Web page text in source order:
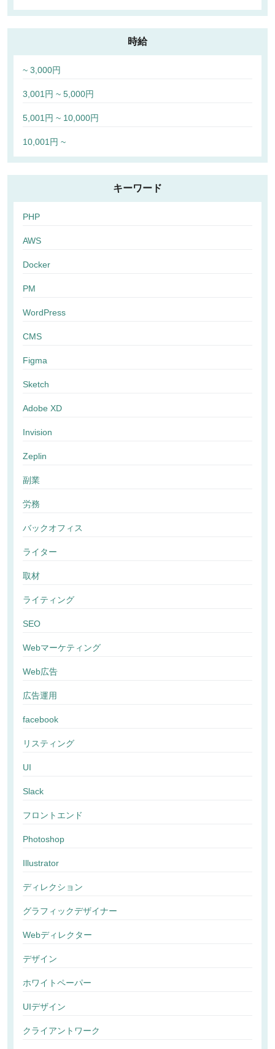
時給
~ 3,000円
3,001円 ~ 5,000円
5,001円 ~ 10,000円
10,001円 ~
キーワード
PHP
AWS
Docker
PM
WordPress
CMS
Figma
Sketch
Adobe XD
Invision
Zeplin
副業
労務
バックオフィス
ライター
取材
ライティング
SEO
Webマーケティング
Web広告
広告運用
facebook
リスティング
UI
Slack
フロントエンド
Photoshop
Illustrator
ディレクション
グラフィックデザイナー
Webディレクター
デザイン
ホワイトペーパー
UIデザイン
クライアントワーク